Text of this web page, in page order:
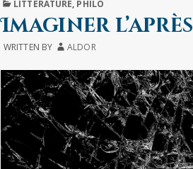
LITTÉRATURE, PHILO
Imaginer l’après
WRITTEN BY ALDOR